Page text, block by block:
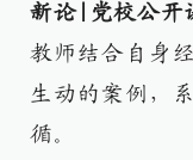
新论|党校公开
教师结合自身
生动的案例，
循。